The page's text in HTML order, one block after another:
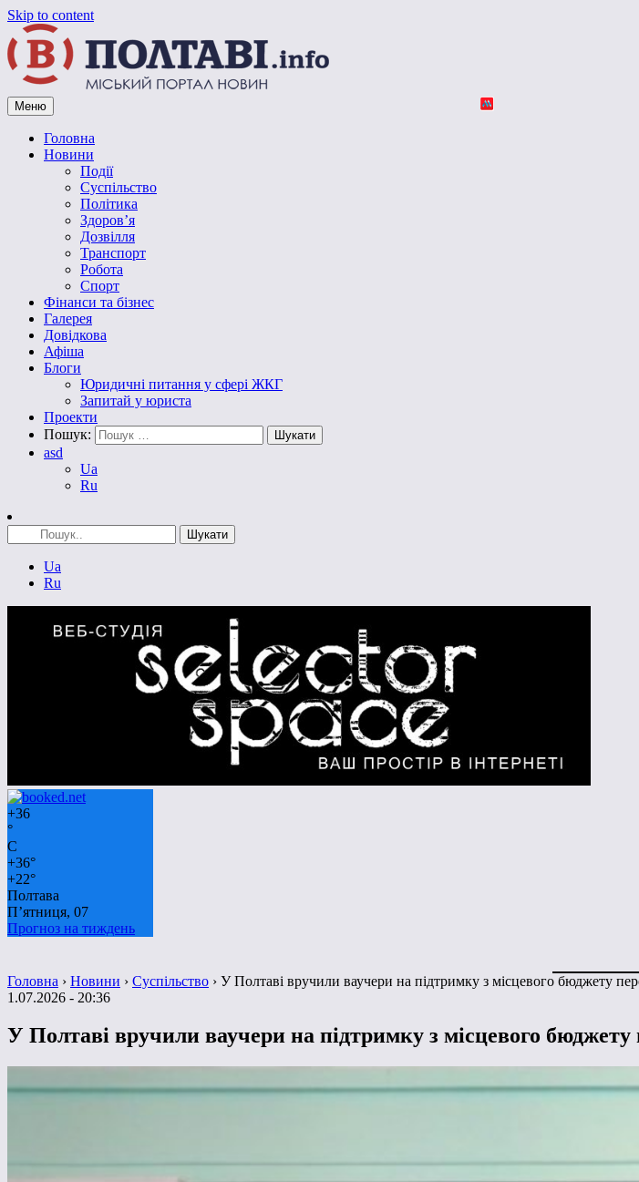
Skip to content
Vpoltave.info
Полтавський портал новин
Меню
Головна
Новини
Події
Суспільство
Політика
Здоров’я
Дозвілля
Транспорт
Робота
Спорт
Фінанси та бізнес
Галерея
Довідкова
Афіша
Блоги
Юридичні питання у сфері ЖКГ
Запитай у юриста
Проекти
Пошук:
asd
Ua
Ru
Ua
Ru
+36
°
C
+36°
+22°
Полтава
П’ятниця, 07
Прогноз на тиждень
Головна › Новини › Суспільство › У Полтаві вручили ваучери на підтримку з місцевого бюджету
1.07.2026 - 20:36
У Полтаві вручили ваучери на підтримку з місцевого